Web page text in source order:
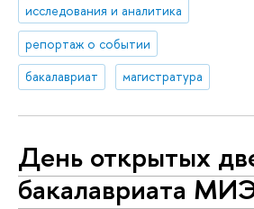
исследования и аналитика
репортаж о событии
бакалавриат
магистратура
День открытых
бакалавриата